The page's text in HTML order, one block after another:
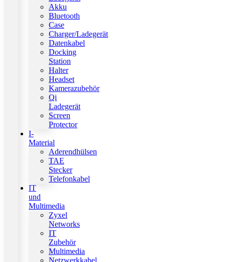
Akku
Bluetooth
Case
Charger/Ladegerät
Datenkabel
Docking
Station
Halter
Headset
Kamerazubehör
Qi
Ladegerät
Screen
Protector
I-
Material
Aderendhülsen
TAE
Stecker
Telefonkabel
IT
und
Multimedia
Zyxel
Networks
IT
Zubehör
Multimedia
Netzwerkkabel